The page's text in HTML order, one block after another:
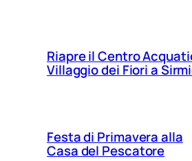
Riapre il Centro
Villaggio dei Fiori a
Festa di Primavera alla
Casa del Pescatore